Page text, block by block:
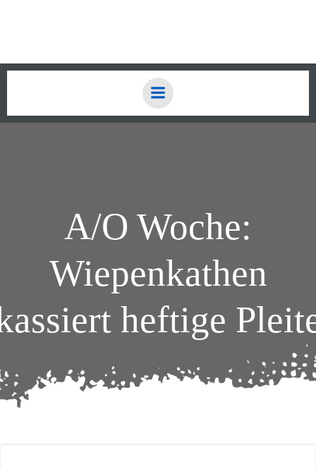
A/O Woche:
Wiepenkathen
heftige